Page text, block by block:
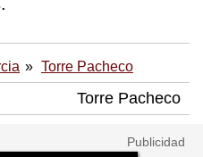
Torre Pacheco
Torre Pacheco